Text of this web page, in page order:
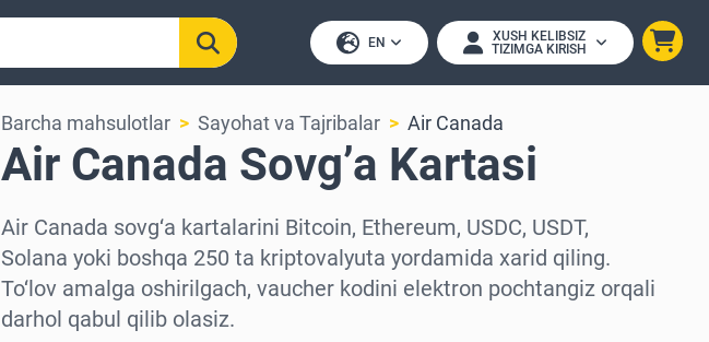
EN
XUSH KELIBSIZ
TIZIMGA KIRISH
Barcha mahsulotlar Sayohat va Tajribalar Air Canada
Air Canada Sovg’a Kartasi
Air Canada sovg‘a kartalarini Bitcoin, Ethereum, USDC, USDT,
Solana yoki boshqa 250 ta kriptovalyuta yordamida xarid qiling.
To‘lov amalga oshirilgach, vaucher kodini elektron pochtangiz orqali
darhol qabul qilib olasiz.